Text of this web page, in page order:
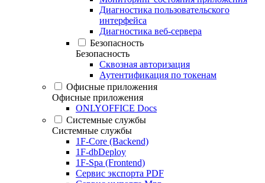
Диагностика пользовательского
интерфейса
Диагностика веб-сервера
Безопасность
Безопасность
Сквозная авторизация
Аутентификация по токенам
Офисные приложения
Офисные приложения
ONLYOFFICE Docs
Системные службы
Системные службы
1F-Core (Backend)
1F-dbDeploy
1F-Spa (Frontend)
Сервис экспорта PDF